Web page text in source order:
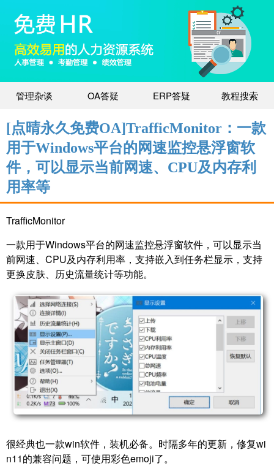
管理杂谈 OA答疑 ERP答疑 教程搜索
[点晴永久免费OA]TrafficMonitor：一款
用于Windows平台的网速监控悬浮窗软
件，可以显示当前网速、CPU及内存利
用率等
TrafficMonitor
一款用于Windows平台的网速监控悬浮窗软件，可以显示当
前网速、CPU及内存利用率，支持嵌入到任务栏显示，支持
更换皮肤、历史流量统计等功能。
很经典也一款win软件，装机必备。时隔多年的更新，修复wi
n11的兼容问题，可使用彩色emoji了。